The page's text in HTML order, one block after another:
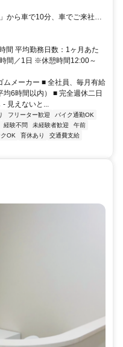
から車で10分、車でご来社の
間 平均勤務日数：1ヶ月あた
間／1日 ※休憩時間12:00～
メーカー ■ 全社員、毎月有給
6時間以内） ■ 完全週休二日
- 見えないと...
フリーター歓迎
バイク通勤OK
経験不問 未経験者歓迎
午前
OK 育休あり
交通費支給